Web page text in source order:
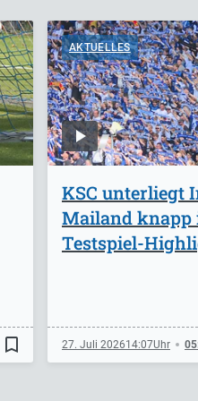
bookmark_border
AKTUELLES
KSC unterliegt
Mailand knapp
Testspiel-
27. Juli 202614:07